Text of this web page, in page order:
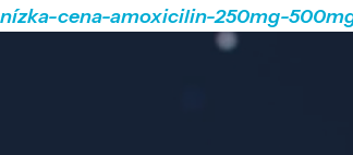
nízka-cena-amoxicilin-250mg-